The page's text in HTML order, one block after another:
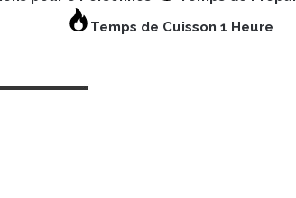
Temps de Cuisson 1 Heure